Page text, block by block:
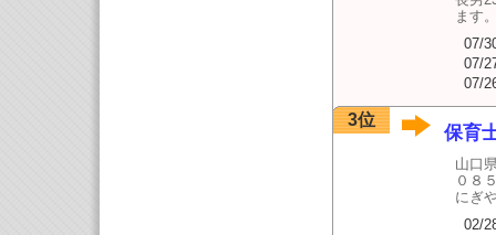
ます
07/
07/
07/
3位
保育
山口
０８
にぎ
02/